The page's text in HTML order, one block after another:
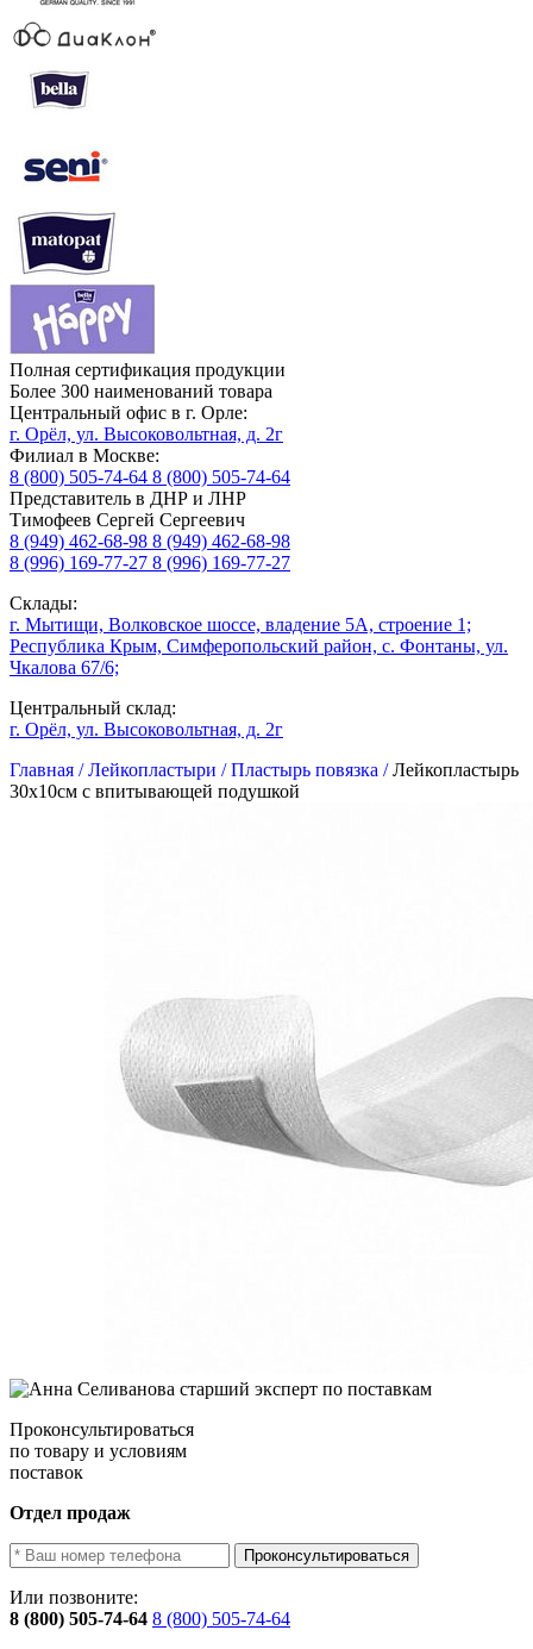
Полная сертификация продукции
Более 300 наименований товара
Центральный офис в г. Орле:
г. Орёл, ул. Высоковольтная, д. 2г
Филиал в Москве:
8 (800) 505-74-64 8 (800) 505-74-64
Представитель в ДНР и ЛНР
Тимофеев Сергей Сергеевич
8 (949) 462-68-98 8 (949) 462-68-98
8 (996) 169-77-27 8 (996) 169-77-27
Склады:
г. Мытищи, Волковское шоссе, владение 5А, строение 1;
Республика Крым, Симферопольский район, с. Фонтаны, ул.
Чкалова 67/6;
Центральный склад:
г. Орёл, ул. Высоковольтная, д. 2г
Главная /Лейкопластыри /Пластырь повязка /Лейкопластырь
30х10см с впитывающей подушкой
Проконсультироваться
по товару и условиям
поставок
Отдел продаж
Проконсультироваться
Или позвоните:
8 (800) 505-74-64 8 (800) 505-74-64